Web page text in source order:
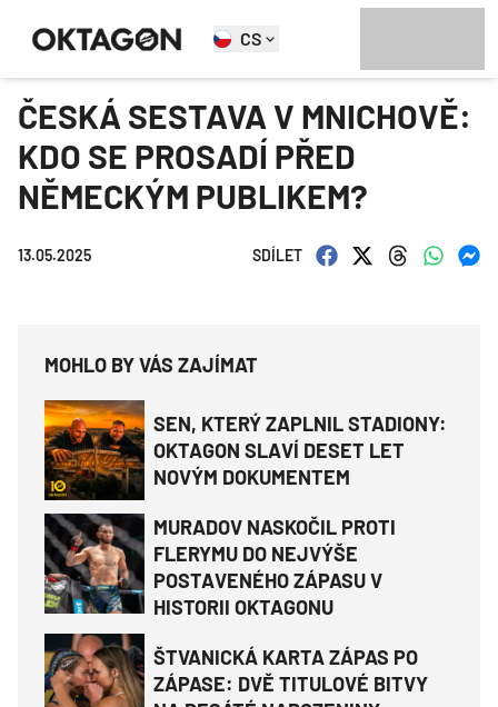
CS
ČESKÁ SESTAVA V MNICHOVĚ:
KDO SE PROSADÍ PŘED
NĚMECKÝM PUBLIKEM?
13.05.2025 SDÍLET
MOHLO BY VÁS ZAJÍMAT
SEN, KTERÝ ZAPLNIL STADIONY:
OKTAGON SLAVÍ DESET LET
NOVÝM DOKUMENTEM
MURADOV NASKOČIL PROTI
FLERYMU DO NEJVÝŠE
POSTAVENÉHO ZÁPASU V
HISTORII OKTAGONU
ŠTVANICKÁ KARTA ZÁPAS PO
ZÁPASE: DVĚ TITULOVÉ BITVY